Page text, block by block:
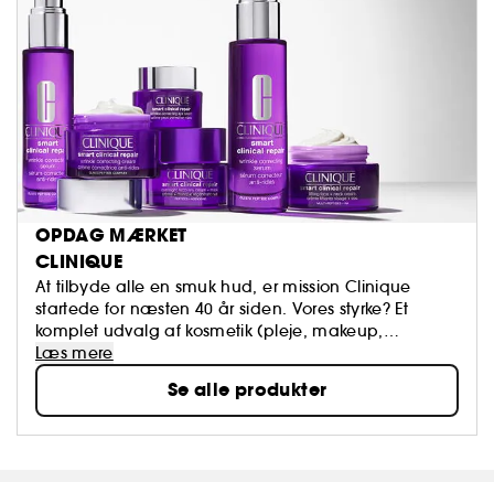
OPDAG MÆRKET
CLINIQUE
At tilbyde alle en smuk hud, er mission Clinique
startede for næsten 40 år siden. Vores styrke? Et
komplet udvalg af kosmetik (pleje, makeup,
parfume, til mænd og kvinder) skabt af
dermatologer, der stræber for 100% parfumefri
allergitest, der alle starter med Basic Beauty
Programmet - 3 Trin.
Læs mere
Se alle produkter